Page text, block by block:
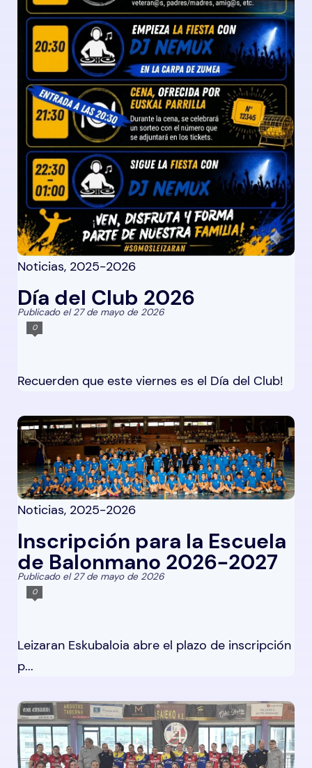
Noticias, 2025-2026
Día del Club 2026
Publicado el 27 de mayo de 2026
0
Recuerden que este viernes es el Día del Club!
Noticias, 2025-2026
Inscripción para la Escuela
de Balonmano 2026-2027
Publicado el 27 de mayo de 2026
0
Leizaran Eskubaloia abre el plazo de inscripción
p...